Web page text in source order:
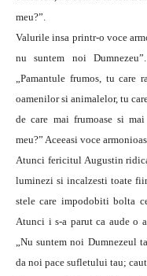
meu?”.
Valurile insa printr-o voce
nu suntem noi
„Pamantule frumos, tu care
oamenilor si animalelor, tu
de care mai frumoase si
meu?” Aceeasi voce
Atunci fericitul Augustin
luminezi si incalzesti toate
stele care impodobiti bolta
Atunci i s-a parut ca aude o
„Nu suntem noi Dumnezeul
da noi pace sufletului tau;